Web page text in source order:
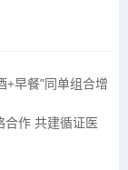
+早餐”同单组合增
合作 共建循证医